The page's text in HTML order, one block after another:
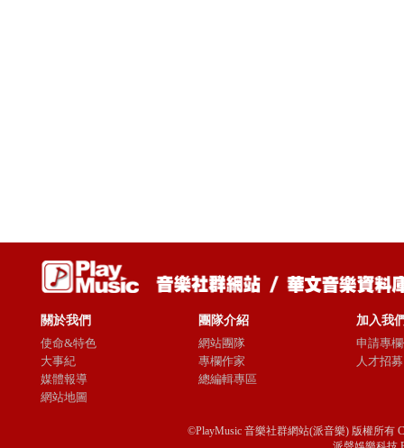
關於我們
使命&特色
大事紀
媒體報導
網站地圖
團隊介紹
網站團隊
專欄作家
總編輯專區
加入我
申請專
人才招募
©PlayMusic 音樂社群網站(派音樂) 版權所有